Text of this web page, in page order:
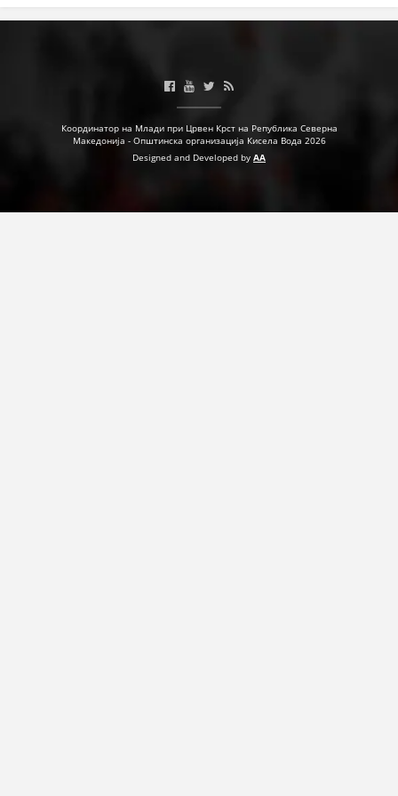
Координатор на Млади при Црвен Крст на Република Северна
Македонија - Општинска организација Кисела Вода 2026
Designed and Developed by AA